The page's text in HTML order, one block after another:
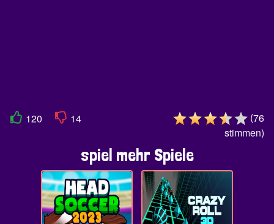
120 14 (76
stimmen)
spiel mehr Spiele